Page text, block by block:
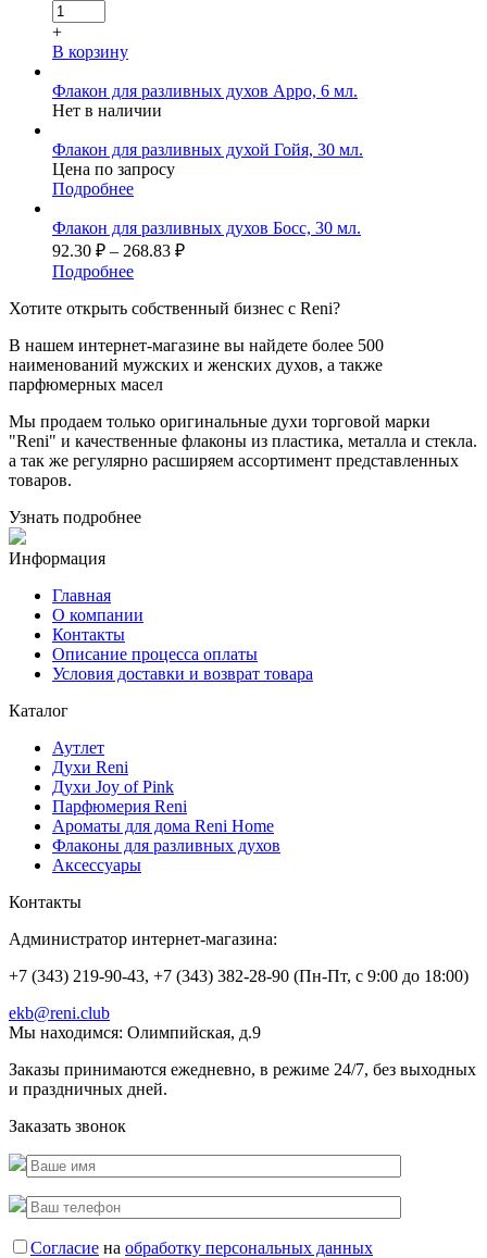
+
В корзину
Флакон для разливных духов Арро, 6 мл.
Нет в наличии
Флакон для разливных духой Гойя, 30 мл.
Цена по запросу
Подробнее
Флакон для разливных духов Босс, 30 мл.
92.30 ₽ – 268.83 ₽
Подробнее
Хотите открыть собственный бизнес с Reni?
В нашем интернет-магазине вы найдете более 500
наименований мужских и женских духов, а также
парфюмерных масел
Мы продаем только оригинальные духи торговой марки
"Reni" и качественные флаконы из пластика, металла и стекла.
а так же регулярно расширяем ассортимент представленных
товаров.
Узнать подробнее
Информация
Главная
О компании
Контакты
Описание процесса оплаты
Условия доставки и возврат товара
Каталог
Аутлет
Духи Reni
Духи Joy of Pink
Парфюмерия Reni
Ароматы для дома Reni Home
Флаконы для разливных духов
Аксессуары
Контакты
Администратор интернет-магазина:
+7 (343) 219-90-43, +7 (343) 382-28-90 (Пн-Пт, с 9:00 до 18:00)
ekb@reni.club
Мы находимся: Олимпийская, д.9
Заказы принимаются ежедневно, в режиме 24/7, без выходных
и праздничных дней.
Заказать звонок
Согласие на обработку персональных данных